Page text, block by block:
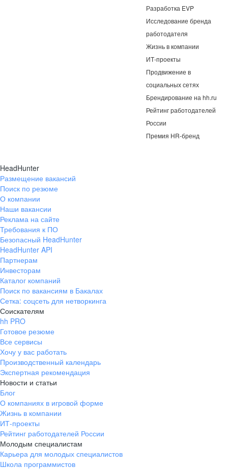
Разработка EVP
Исследование бренда
работодателя
Жизнь в компании
ИТ-проекты
Продвижение в
социальных сетях
Брендирование на hh.ru
Рейтинг работодателей
России
Премия HR-бренд
HeadHunter
Размещение вакансий
Поиск по резюме
О компании
Наши вакансии
Реклама на сайте
Требования к ПО
Безопасный HeadHunter
HeadHunter API
Партнерам
Инвесторам
Каталог компаний
Поиск по вакансиям в Бакалах
Сетка: соцсеть для нетворкинга
Соискателям
hh PRO
Готовое резюме
Все сервисы
Хочу у вас работать
Производственный календарь
Экспертная рекомендация
Новости и статьи
Блог
О компаниях в игровой форме
Жизнь в компании
ИТ-проекты
Рейтинг работодателей России
Молодым специалистам
Карьера для молодых специалистов
Школа программистов